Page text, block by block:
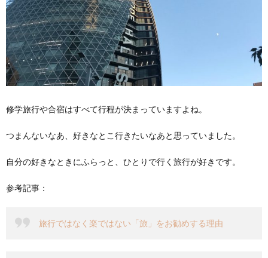
修学旅行や合宿はすべて行程が決まっていますよね。
つまんないなあ、好きなとこ行きたいなあと思っていました。
自分の好きなときにふらっと、ひとりで行く旅行が好きです。
参考記事：
旅行ではなく楽ではない「旅」をお勧めする理由